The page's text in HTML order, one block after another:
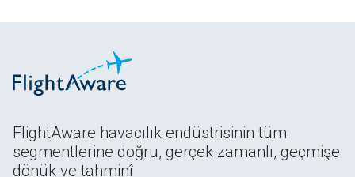
FlightAware havacılık endüstrisinin tüm
segmentlerine doğru, gerçek zamanlı, geçmişe
dönük ve tahminî